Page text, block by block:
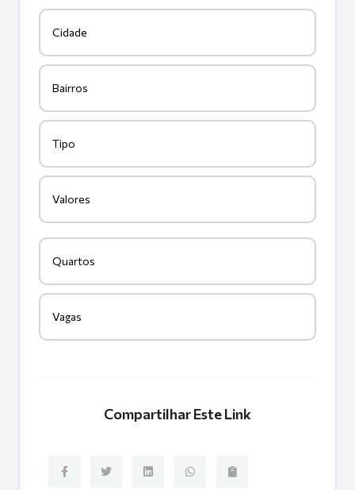
Cidade
Bairros
Tipo
Valores
Quartos
Vagas
Compartilhar Este Link